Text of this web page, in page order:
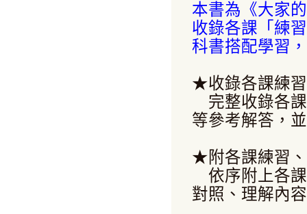
本書為《大家
收錄各課「練
科書搭配學習
★收錄各課練
完整收錄各課
等參考解答，
★附各課練習
依序附上各課
對照、理解內